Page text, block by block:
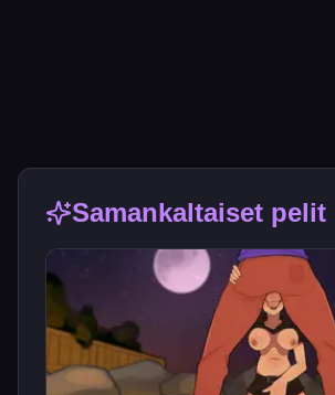
Samankaltaiset pelit